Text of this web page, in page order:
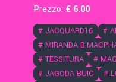
Prezzo: € 6.00
# JACQUARD16 #
# MIRANDA
# TESSITURA #
# JAGODA BUIC #